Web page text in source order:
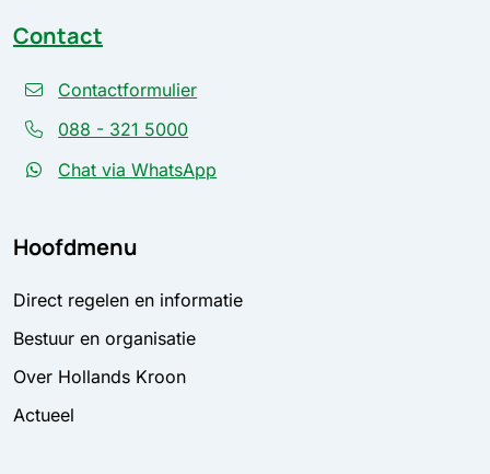
Contact
Contactformulier
088 - 321 5000
Chat via WhatsApp
Hoofdmenu
Direct regelen en informatie
Bestuur en organisatie
Over Hollands Kroon
Actueel